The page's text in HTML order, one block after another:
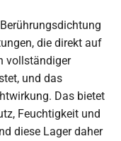
die direkt auf
vollständiger
und das
Das bietet
Feuchtigkeit und
diese Lager daher